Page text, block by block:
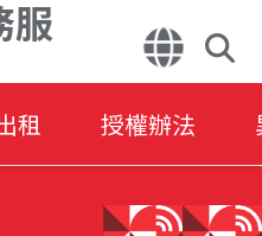
服
租 授權辦法